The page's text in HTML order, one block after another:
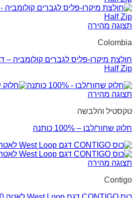
תצוגה מהירה
Colombia
Half Zip
תצוגה מהירה
טקסטיל והלבשה
חלוק שחור/לבן – 100% כותנה
תצוגה מהירה
Contigo